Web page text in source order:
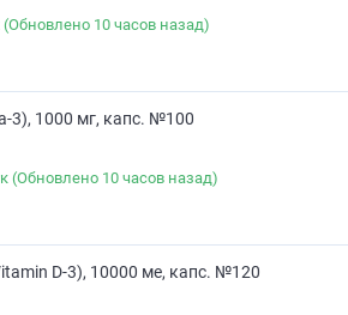
(Обновлено 10 часов назад)
3), 1000 мг, капс. №100
(Обновлено 10 часов назад)
D-3), 10000 ме, капс. №120